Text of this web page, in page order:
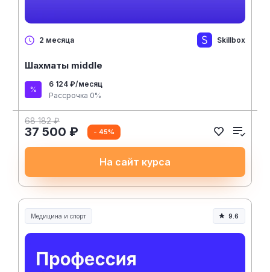
2 месяца Skillbox
Шахматы middle
6 124 ₽/месяц
Рассрочка 0%
68 182 ₽
37 500 ₽ - 45%
На сайт курса
Медицина и спорт
Медицина, спорт и здоровье
9.6